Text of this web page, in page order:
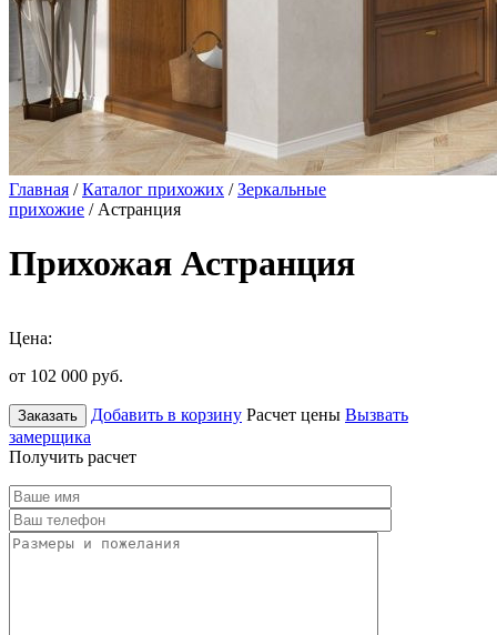
Главная /Каталог прихожих /Зеркальные
прихожие / Астранция
Прихожая Астранция
Цена:
от 102 000 руб.
Заказать Добавить в корзину Расчет цены Вызвать
замерщика
Получить расчет